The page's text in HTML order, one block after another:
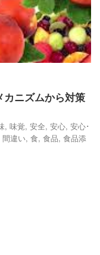
ニズムから対策
, 味覚, 安全, 安心, 安心･
間違い, 食, 食品, 食品添